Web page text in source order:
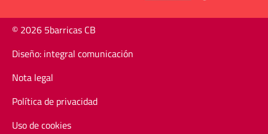
© 2026 5barricas CB
Diseño: integral comunicación
Nota legal
Política de privacidad
Uso de cookies